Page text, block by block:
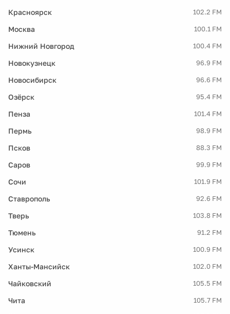
Красноярск 102.2 FM
Москва 100.1 FM
Нижний Новгород 100.4 FM
Новокузнецк 96.9 FM
Новосибирск 96.6 FM
Озёрск 95.4 FM
Пенза 101.4 FM
Пермь 98.9 FM
Псков 88.3 FM
Саров 99.9 FM
Сочи 101.9 FM
Ставрополь 92.6 FM
Тверь 103.8 FM
Тюмень 91.2 FM
Усинск 100.9 FM
Ханты-Мансийск 102.0 FM
Чайковский 105.5 FM
Чита 105.7 FM